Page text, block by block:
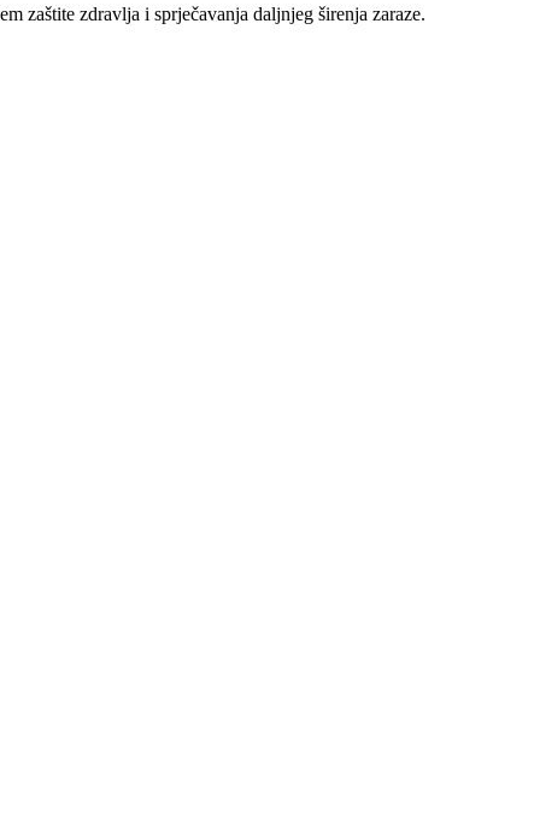
zaštite zdravlja i sprječavanja daljnjeg širenja zaraze.